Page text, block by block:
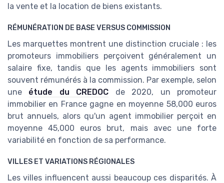
la vente et la location de biens existants.
RÉMUNÉRATION DE BASE VERSUS COMMISSION
Les marquettes montrent une distinction cruciale : les
promoteurs immobiliers perçoivent généralement un
salaire fixe, tandis que les agents immobiliers sont
souvent rémunérés à la commission. Par exemple, selon
une étude du CREDOC de 2020, un promoteur
immobilier en France gagne en moyenne 58,000 euros
brut annuels, alors qu'un agent immobilier perçoit en
moyenne 45,000 euros brut, mais avec une forte
variabilité en fonction de sa performance.
VILLES ET VARIATIONS RÉGIONALES
Les villes influencent aussi beaucoup ces disparités. À